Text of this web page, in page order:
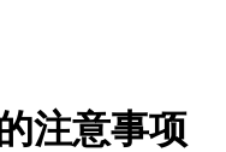
注意事项